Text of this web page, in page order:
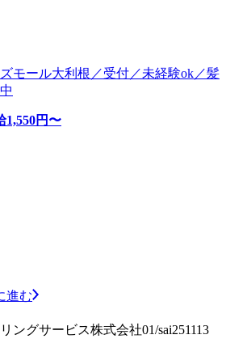
モール大利根／受付／未経験ok／髪
1,550円〜
進む
ングサービス株式会社01/sai251113